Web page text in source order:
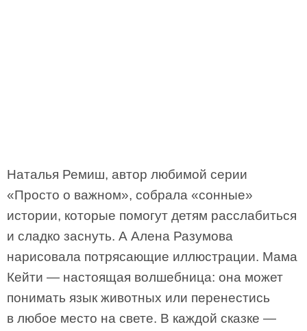
Наталья Ремиш, автор любимой серии
«Просто о важном», собрала «сонные»
истории, которые помогут детям расслабиться
и сладко заснуть. А Алена Разумова
нарисовала потрясающие иллюстрации. Мама
Кейти — настоящая волшебница: она может
понимать язык животных или перенестись
в любое место на свете. В каждой сказке —